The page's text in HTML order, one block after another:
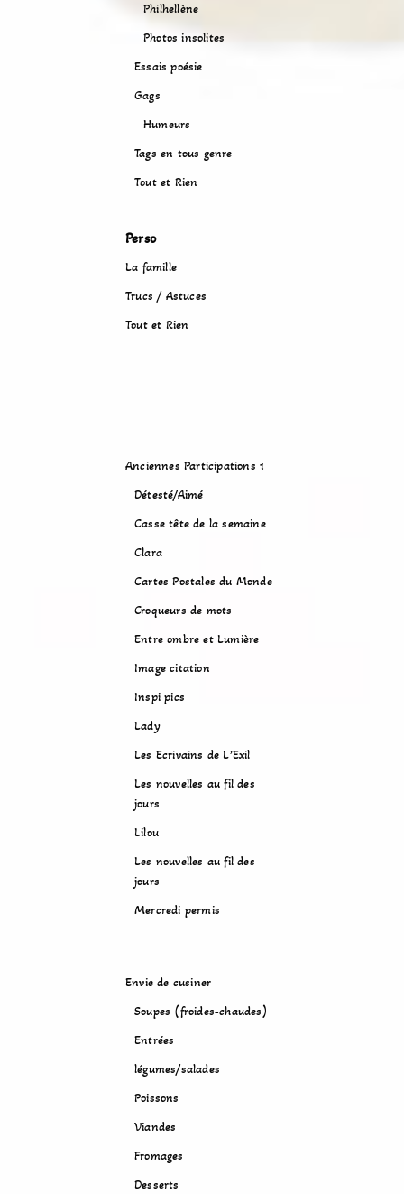
Philhellène
Photos insolites
Essais poésie
Gags
Humeurs
Tags en tous genre
Tout et Rien
Perso
La famille
Trucs / Astuces
Tout et Rien
Anciennes Participations 1
Détesté/Aimé
Casse tête de la semaine
Clara
Cartes Postales du Monde
Croqueurs de mots
Entre ombre et Lumière
Image citation
Inspi pics
Lady
Les Ecrivains de L’Exil
Les nouvelles au fil des
jours
Lilou
Les nouvelles au fil des
jours
Mercredi permis
Envie de cusiner
Soupes (froides-chaudes)
Entrées
légumes/salades
Poissons
Viandes
Fromages
Desserts